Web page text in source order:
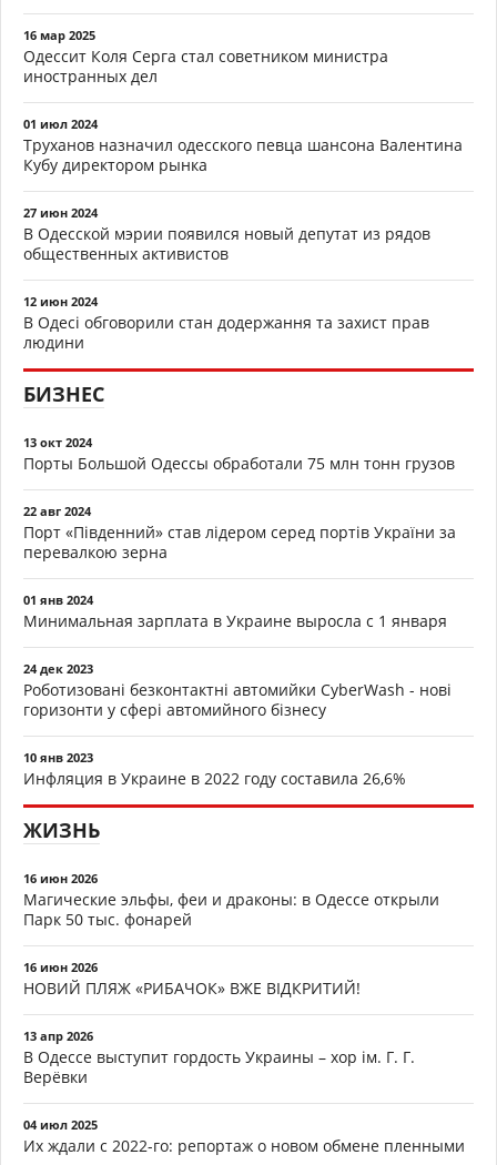
16 мар 2025
Одессит Коля Серга стал советником министра
иностранных дел
01 июл 2024
Труханов назначил одесского певца шансона Валентина
Кубу директором рынка
27 июн 2024
В Одесской мэрии появился новый депутат из рядов
общественных активистов
12 июн 2024
В Одесі обговорили стан додержання та захист прав
людини
БИЗНЕС
13 окт 2024
Порты Большой Одессы обработали 75 млн тонн грузов
22 авг 2024
Порт «Південний» став лідером серед портів України за
перевалкою зерна
01 янв 2024
Минимальная зарплата в Украине выросла с 1 января
24 дек 2023
Роботизовані безконтактні автомийки CyberWash - нові
горизонти у сфері автомийного бізнесу
10 янв 2023
Инфляция в Украине в 2022 году составила 26,6%
ЖИЗНЬ
16 июн 2026
Магические эльфы, феи и драконы: в Одессе открыли
Парк 50 тыс. фонарей
16 июн 2026
НОВИЙ ПЛЯЖ «РИБАЧОК» ВЖЕ ВІДКРИТИЙ!
13 апр 2026
В Одессе выступит гордость Украины – хор ім. Г. Г.
Верёвки
04 июл 2025
Их ждали с 2022-го: репортаж о новом обмене пленными